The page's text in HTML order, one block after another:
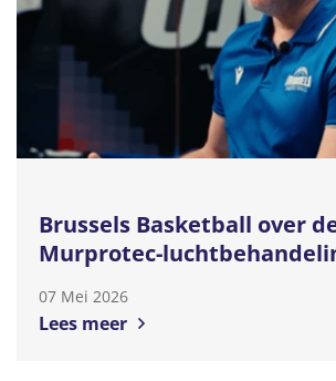
Brussels Basketball over
Murprotec-
07 Mei 2026
Lees meer